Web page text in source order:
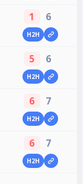
1 6
H2H
5 6
H2H
6 7
H2H
6 7
H2H